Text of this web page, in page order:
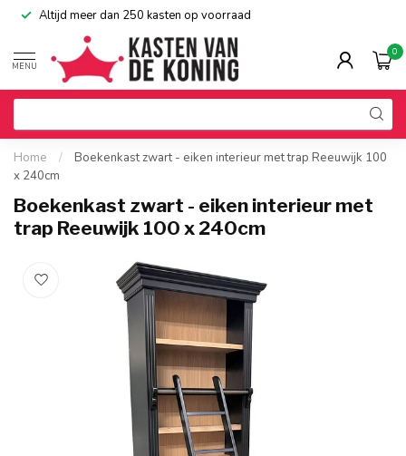
Altijd meer dan 250 kasten op voorraad
MENU
0
Home /
Boekenkast zwart - eiken interieur met trap Reeuwijk 100
x 240cm
Boekenkast zwart - eiken interieur met
trap Reeuwijk 100 x 240cm